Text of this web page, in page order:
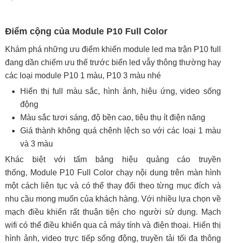
Điểm cộng của Module P10 Full Color
Khám phá những ưu điểm khiến module led ma trận P10 full
đang dần chiếm ưu thế trước biển led vẫy thông thường hay
các loại module P10 1 màu, P10 3 màu nhé
Hiển thị full màu sắc, hình ảnh, hiệu ứng, video sống
động
Màu sắc tươi sáng, độ bền cao, tiêu thụ ít điện năng
Giá thành không quá chênh lệch so với các loại 1 màu
và 3 màu
Khác biệt với tấm bảng hiệu quảng cáo truyền
thống, Module P10 Full Color chạy nội dung trên màn hình
một cách liên tục và có thể thay đổi theo từng mục đích và
nhu cầu mong muốn của khách hàng. Với nhiều lựa chọn về
mạch điều khiển rất thuận tiện cho người sử dụng. Mạch
wifi có thể điều khiển qua cả máy tính và điện thoại. Hiển thị
hình ảnh, video trực tiếp sống động, truyền tải tối đa thông